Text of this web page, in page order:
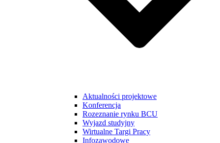
Aktualności projektowe
Konferencja
Rozeznanie rynku BCU
Wyjazd studyjny
Wirtualne Targi Pracy
Infozawodowe